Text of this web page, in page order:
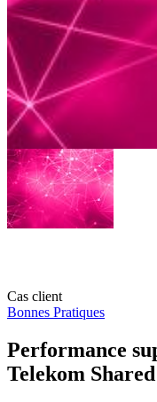
Cas client
Bonnes Pratiques
Performance
Telekom